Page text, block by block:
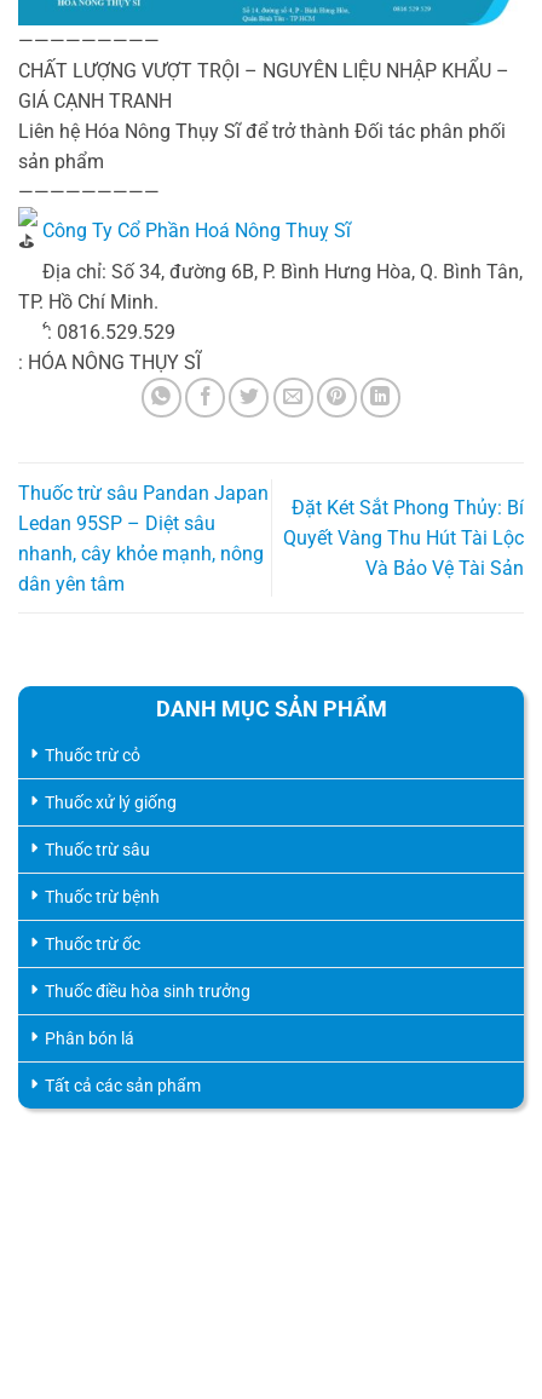
—————————
CHẤT LƯỢNG VƯỢT TRỘI – NGUYÊN LIỆU NHẬP KHẨU –
GIÁ CẠNH TRANH
Liên hệ Hóa Nông Thụy Sĩ để trở thành Đối tác phân phối
sản phẩm
—————————
Công Ty Cổ Phần Hoá Nông Thuỵ Sĩ
Địa chỉ: Số 34, đường 6B, P. Bình Hưng Hòa, Q. Bình Tân,
TP. Hồ Chí Minh.
̛ ̂́: 0816.529.529
: HÓA NÔNG THỤY SĨ
Thuốc trừ sâu Pandan Japan
Ledan 95SP – Diệt sâu
nhanh, cây khỏe mạnh, nông
dân yên tâm
Đặt Két Sắt Phong Thủy: Bí
Quyết Vàng Thu Hút Tài Lộc
Và Bảo Vệ Tài Sản
DANH MỤC SẢN PHẨM
Thuốc trừ cỏ
Thuốc xử lý giống
Thuốc trừ sâu
Thuốc trừ bệnh
Thuốc trừ ốc
Thuốc điều hòa sinh trưởng
Phân bón lá
Tất cả các sản phẩm